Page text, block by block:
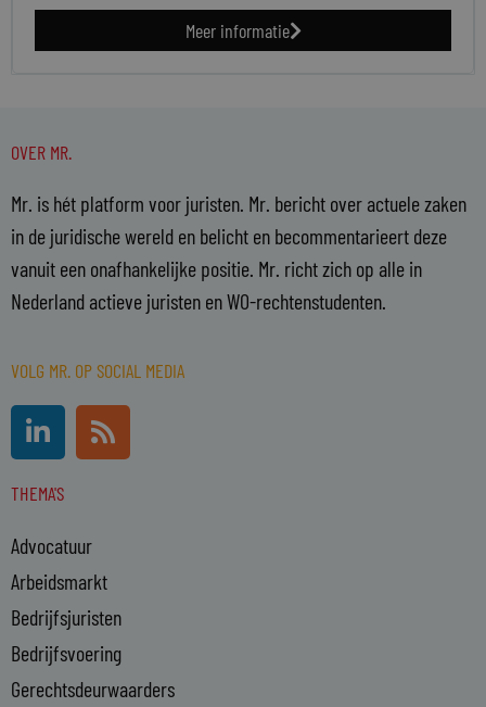
Meer informatie
OVER MR.
Mr. is hét platform voor juristen. Mr. bericht over actuele zaken
in de juridische wereld en belicht en becommentarieert deze
vanuit een onafhankelijke positie. Mr. richt zich op alle in
Nederland actieve juristen en WO-rechtenstudenten.
VOLG MR. OP SOCIAL MEDIA
L
i
n
k
d
i
n
-
i
n
R
s
s
THEMA'S
Advocatuur
Arbeidsmarkt
Bedrijfsjuristen
Bedrijfsvoering
Gerechtsdeurwaarders